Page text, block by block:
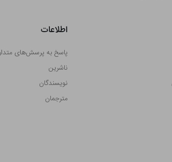
اطلاعات
پاسخ به پرسش‌های
ناشرین
نویسندگان
مترجمان